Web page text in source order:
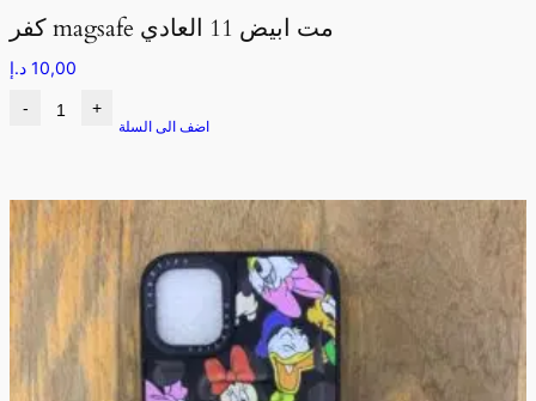
كفر magsafe مت ابيض 11 العادي
10,00 د.إ
- +
اضف الى السلة